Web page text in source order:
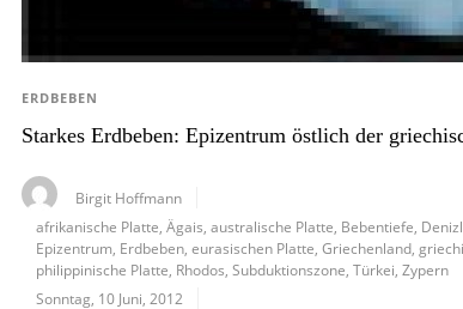
ERDBEBEN
Starkes Erdbeben: Epizentrum östlich der
Birgit Hoffmann
afrikanische Platte ,Ägais ,australische Platte Bebentiefe
Epizentrum Erdbeben ,eurasischen Platte ,Griechenland
philippinische Platte Rhodos ,Subduktionszone ,Türkei ,Zypern
Sonntag, 10 Juni, 2012